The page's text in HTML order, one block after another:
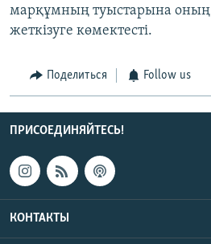
марқұмның туыстарына оның
жеткізуге көмектесті.
Поделиться Follow us
ПРИСОЕДИНЯЙТЕСЬ!
КОНТАКТЫ